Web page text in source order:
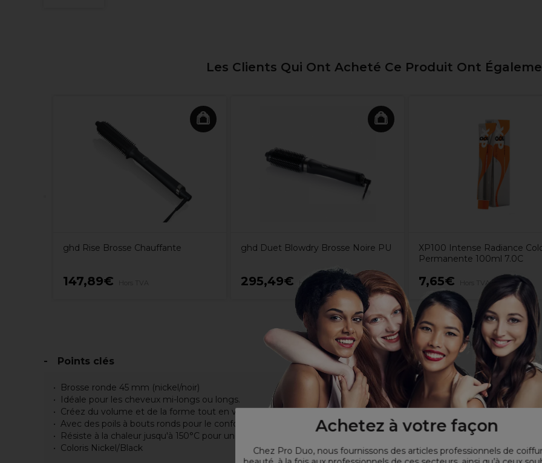
Achetez à votre façon
Chez Pro Duo, nous fournissons des articles professionnels de
Les Clients Qui Ont Acheté Ce Produit Ont
ghd Rise Brosse Chauffante
147,89€
ghd Duet Blowdry Brosse Noire PU
295,49€ Hors TVA
XP100 Intense Radiance
Permanente 100ml 7.0C
7,65€ Hors TVA
Points clés
Brosse ronde 45 mm (nickel/noir)
Idéale pour les cheveux mi-longs ou longs.
Créez du volume et de la forme tout en vous coiffant.
Avec des poils à bouts ronds pour le confort du cuir chevelu une poignée lestée pour l'équilibre et des poils
Résiste à la chaleur jusqu'à 150°C pour une utilisation avec votre sèche-cheveux
Coloris Nickel/Black